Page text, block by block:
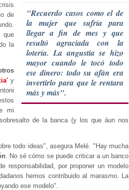
"Recuerdo casos como el de
la mujer que sufría para
llegar a fin de mes y que
resultó agraciada con la
lotería. La angustia se hizo
mayor cuando le tocó todo
ese dinero: todo su afán era
invertirlo para que le rentara
más y más".
de
que
la
y
mi
de la banca (y los que áun nos
todo ideas", asegura Melé. "Hay mucha
. No sé cómo se puede criticar a un banco
responsabilidad, por proponer un modelo
hemos contribuido al marasmo. La
ese modelo".